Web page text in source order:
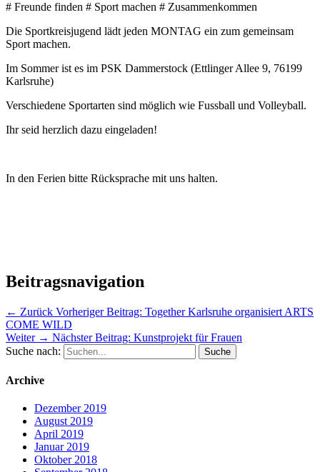
# Freunde finden # Sport machen # Zusammenkommen
Die Sportkreisjugend lädt jeden MONTAG ein zum gemeinsam
Sport machen.
Im Sommer ist es im PSK Dammerstock (Ettlinger Allee 9, 76199
Karlsruhe)
Verschiedene Sportarten sind möglich wie Fussball und Volleyball.
Ihr seid herzlich dazu eingeladen!
In den Ferien bitte Rücksprache mit uns halten.
Beitragsnavigation
← Zurück Vorheriger Beitrag: Together Karlsruhe organisiert ARTS
COME WILD
Weiter → Nächster Beitrag: Kunstprojekt für Frauen
Suche nach:
Archive
Dezember 2019
August 2019
April 2019
Januar 2019
Oktober 2018